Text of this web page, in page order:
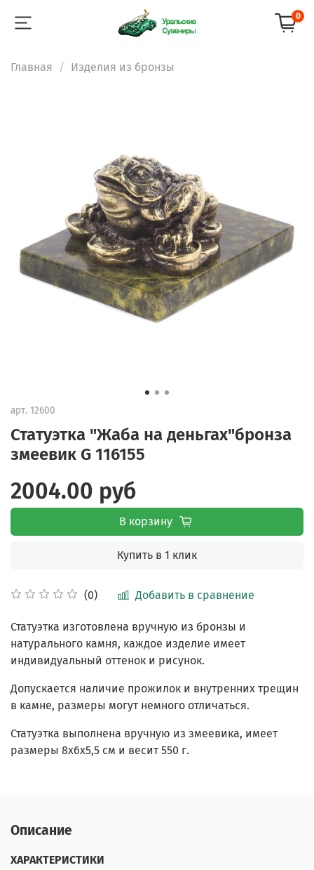
0
Главная Изделия из бронзы
арт. 12600
Статуэтка "Жаба на деньгах"бронза
змеевик G 116155
(0) Добавить в сравнение
2004.00 руб
В корзину
Купить в 1 клик
Статуэтка изготовлена вручную из бронзы и
натурального камня, каждое изделие имеет
индивидуальный оттенок и рисунок.
Допускается наличие прожилок и внутренних трещин
в камне, размеры могут немного отличаться.
Статуэтка выполнена вручную из змеевика, имеет
размеры 8х6х5,5 см и весит 550 г.
Описание
ХАРАКТЕРИСТИКИ